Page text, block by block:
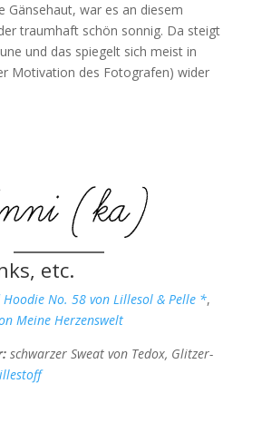
Gänsehaut, war es an diesem
traumhaft schön sonnig. Da steigt
und das spiegelt sich meist in
Motivation des Fotografen) wider
etc.
Hoodie No. 58 von Lillesol & Pelle *,
Meine Herzenswelt
schwarzer Sweat von Tedox, Glitzer-